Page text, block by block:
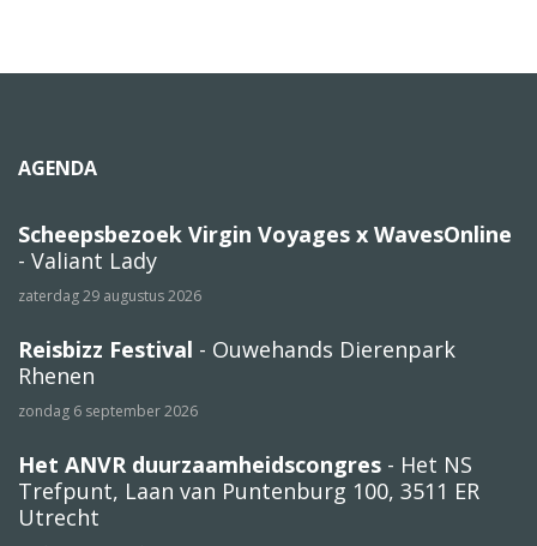
AGENDA
Scheepsbezoek Virgin Voyages x WavesOnline
- Valiant Lady
zaterdag 29 augustus 2026
Reisbizz Festival - Ouwehands Dierenpark
Rhenen
zondag 6 september 2026
Het ANVR duurzaamheidscongres - Het NS
Trefpunt, Laan van Puntenburg 100, 3511 ER
Utrecht